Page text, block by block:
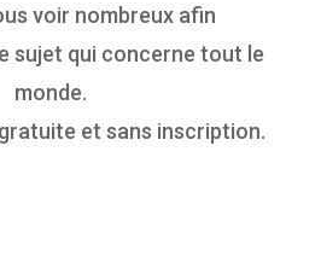
voir nombreux afin
sujet qui concerne tout le
monde.
et sans inscription.